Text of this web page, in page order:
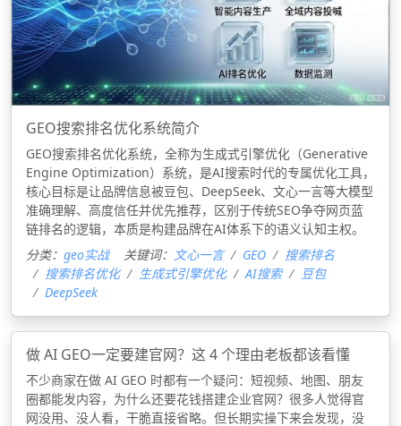
GEO搜索排名优化系统简介
GEO搜索排名优化系统，全称为‌生成式引擎优化（Generative
Engine Optimization）系统‌，是AI搜索时代的专属优化工具，
核心目标是让品牌信息被豆包、DeepSeek、文心一言等大模型
准确理解、高度信任并优先推荐，区别于传统SEO争夺网页蓝
链排名的逻辑，本质是构建品牌在AI体系下的语义认知主权。
分类： geo实战 关键词： 文心一言 GEO
搜索排名
搜索排名优化
‌生成式引擎优化 AI搜索
豆包
DeepSeek
做 AI GEO一定要建官网？这 4 个理由老板都该看懂
不少商家在做 AI GEO 时都有一个疑问：短视频、地图、朋友
圈都能发内容，为什么还要花钱搭建企业官网？很多人觉得官
网没用、没人看，干脆直接省略。但长期实操下来会发现，没